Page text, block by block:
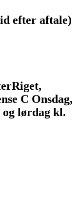
efter aftale)
C Onsdag,
og lørdag kl.